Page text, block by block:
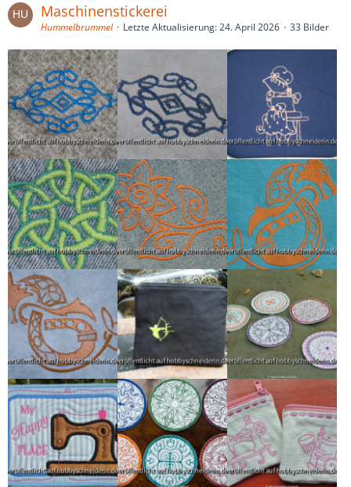
Maschinenstickerei
Hummelbrummel Letzte Aktualisierung:24. April 2026 33 Bilder